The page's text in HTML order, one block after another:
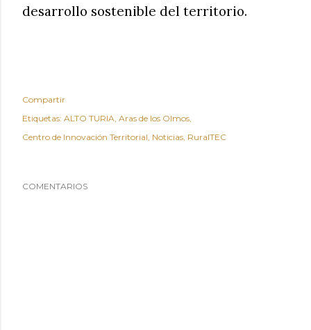
desarrollo sostenible del territorio.
Compartir
Etiquetas: ALTO TURIA Aras de los Olmos
Centro de Innovación Territorial Noticias RuralTEC
COMENTARIOS